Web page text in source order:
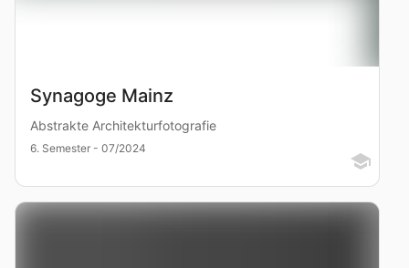
Synagoge Mainz
Abstrakte Architekturfotografie
6. Semester - 07/2024